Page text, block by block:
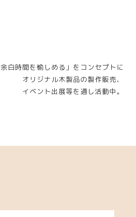
白時間を愉しめる」をコンセプトに
オリジナル木製品の製作販売、
イベント出展等を通し活動中。